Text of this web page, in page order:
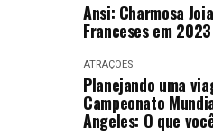
Ansi: Charmosa
Franceses em 2023
ATRAÇÕES
Planejando uma
Campeonato
Angeles: O que